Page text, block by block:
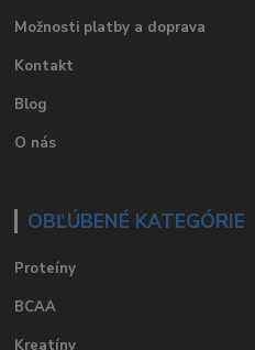
Možnosti platby a doprava
Kontakt
Blog
O nás
OBĽÚBENÉ KATEGÓRIE
Proteíny
BCAA
Kreatíny